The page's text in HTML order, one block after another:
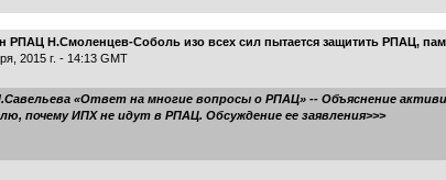
РПАЦ Н.Смоленцев-Соболь изо всех сил пытается защитить РПАЦ,
2015 г. - 14:13 GMT
«Ответ на многие вопросы о РПАЦ» -- Объяснение
почему ИПХ не идут в РПАЦ. Обсуждение ее заявления>>>